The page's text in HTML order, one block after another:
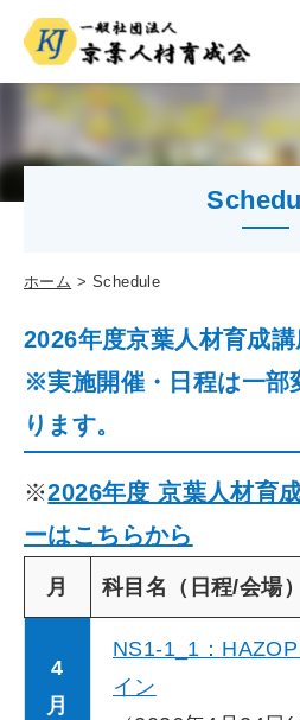
ホーム Schedule
2026年度京葉人材育成
※実施開催・日程は一部
ります。
※2026年度 京葉人材育
ーはこちらから
月 科目名（日程/会場）
4
月
NS1-1_1：
イン